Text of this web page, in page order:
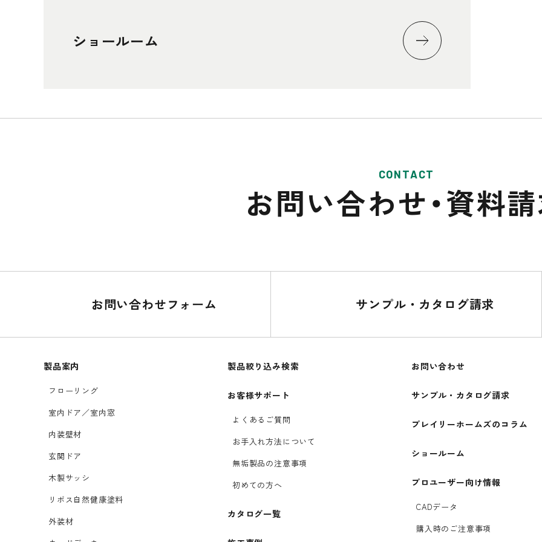
ショールーム
CONTACT
お問い合わせ・資料
お問い合わせフォーム サンプル・カタログ請求
製品案内
フローリング
室内ドア／室内窓
内装壁材
玄関ドア
木製サッシ
リボス自然健康塗料
外装材
製品絞り込み検索
お客様サポート
よくあるご質問
お手入れ方法について
無垢製品の注意事項
初めての方へ
カタログ一覧
お問い合わせ
サンプル・カタログ請求
プレイリーホームズのコラム
ショールーム
プロユーザー向け情報
CADデータ
購入時のご注意事項